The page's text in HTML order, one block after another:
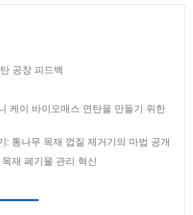
공장 피드백
케이 바이오매스 연탄을 만들기 위한
: 통나무 목재 껍질 제거기의 마법 공개
재 폐기물 관리 혁신